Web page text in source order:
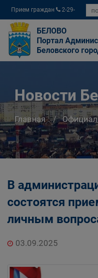
Прием граждан
2-29-
04
БЕЛОВО
Портал
Беловского
Новости
Главная
В
состоятся
личным
03.09.2025